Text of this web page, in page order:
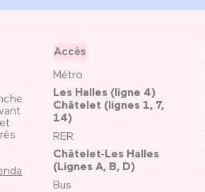
Accès
Métro
Les Halles (ligne 4)
Châtelet (lignes 1, 7,
14)
RER
Châtelet-Les Halles
(Lignes A, B, D)
Bus